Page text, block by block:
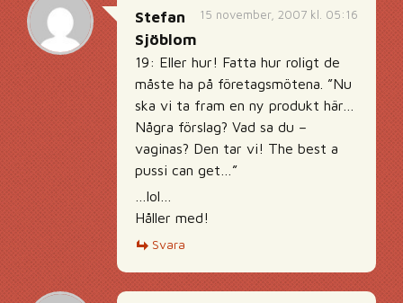
15 november, 2007 kl. 05:16
Stefan
Sjöblom
19: Eller hur! Fatta hur roligt de
måste ha på företagsmötena. ”Nu
ska vi ta fram en ny produkt här…
Några förslag? Vad sa du –
vaginas? Den tar vi! The best a
pussi can get…”
…lol…
Håller med!
Svara